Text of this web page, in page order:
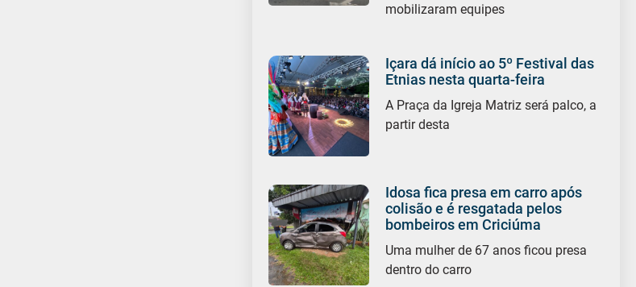
mobilizaram equipes
Içara dá início ao 5º Festival das
Etnias nesta quarta-feira
A Praça da Igreja Matriz será palco, a
partir desta
Idosa fica presa em carro após
colisão e é resgatada pelos
bombeiros em Criciúma
Uma mulher de 67 anos ficou presa
dentro do carro